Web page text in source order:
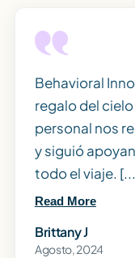
Behavioral
regalo del
personal nos
y siguió
todo el viaje.
Read More
Brittany J
Agosto, 2024